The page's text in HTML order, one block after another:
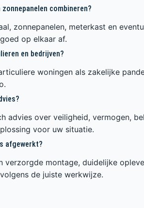
combineren?
zonnepanelen, meterkast en
op elkaar af.
en bedrijven?
woningen als zakelijke
advies over veiligheid, vermogen,
voor uw situatie.
afgewerkt?
verzorgde montage, duidelijke
de juiste werkwijze.